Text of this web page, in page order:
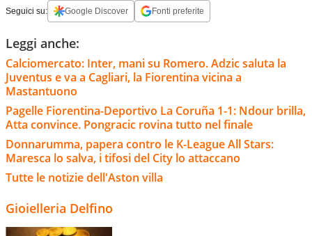
Seguici su: Google Discover Fonti preferite
Leggi anche:
Calciomercato: Inter, mani su Romero. Adzic saluta la
Juventus e va a Cagliari, la Fiorentina vicina a
Mastantuono
Pagelle Fiorentina-Deportivo La Coruña 1-1: Ndour brilla,
Atta convince. Pongracic rovina tutto nel finale
Donnarumma, papera contro le K-League All Stars:
Maresca lo salva, i tifosi del City lo attaccano
Tutte le notizie dell'Aston villa
Gioielleria Delfino